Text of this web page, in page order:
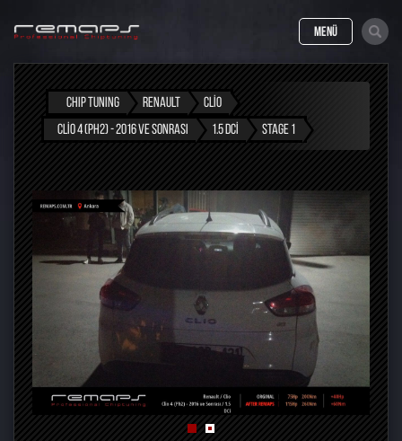
MENÜ
CHIP TUNING RENAULT
CLIO
CLIO 4 (PH2) - 2016 VE SONRASI
1.5 DCI STAGE 1